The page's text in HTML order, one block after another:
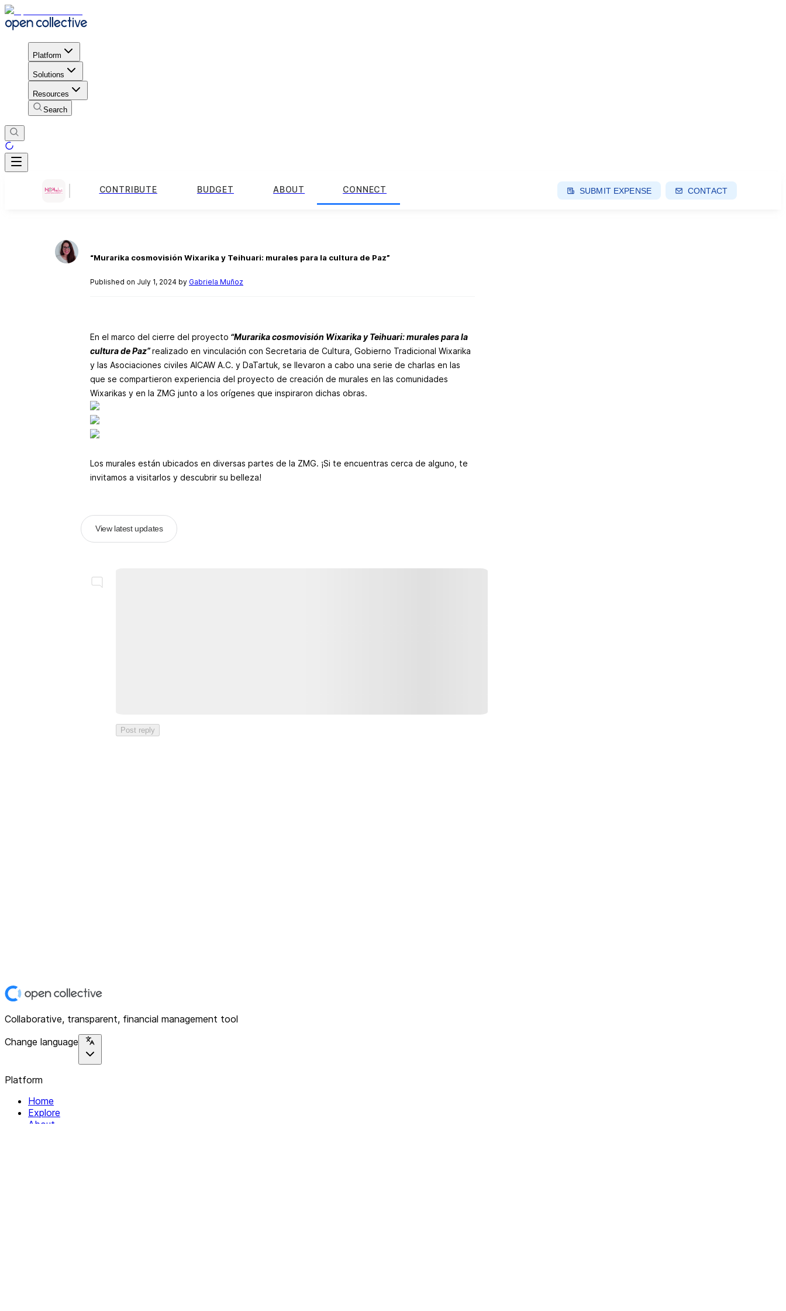
Platform
Solutions
Resources
Search
CONTRIBUTE BUDGET ABOUT CONNECT SUBMIT EXPENSE CONTACT
“Murarika cosmovisión Wixarika y Teihuari: murales para la cultura de Paz”
Published on July 1, 2024 by Gabriela Muñoz
En el marco del cierre del proyecto “Murarika cosmovisión Wixarika y Teihuari: murales para la
cultura de Paz”realizado en vinculación con Secretaria de Cultura, Gobierno Tradicional Wixarika
y las Asociaciones civiles AICAW A.C. y DaTartuk, se llevaron a cabo una serie de charlas en las
que se compartieron experiencia del proyecto de creación de murales en las comunidades
Wixarikas y en la ZMG junto a los orígenes que inspiraron dichas obras.
Los murales están ubicados en diversas partes de la ZMG. ¡Si te encuentras cerca de alguno, te
invitamos a visitarlos y descubrir su belleza!
View latest updates
Post reply
Collaborative, transparent, financial management tool
Change language
Platform
Home
Explore
About